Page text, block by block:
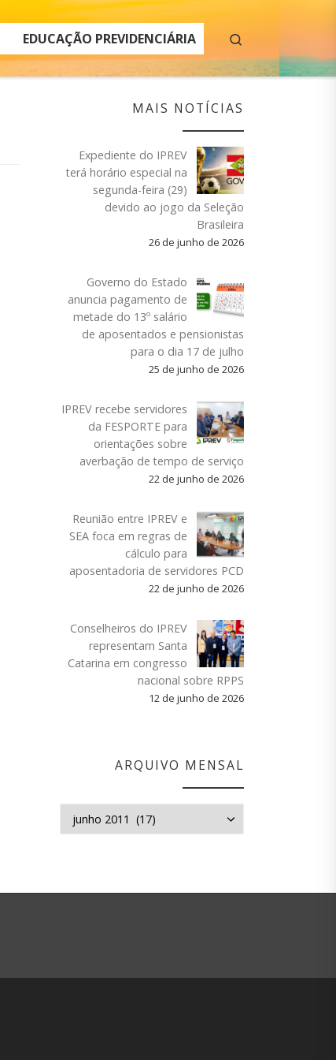
EDUCAÇÃO PREVIDENCIÁRIA
MAIS NOTÍCIAS
Expediente do IPREV
terá horário especial na
segunda-feira (29)
devido ao jogo da Seleção
Brasileira
26 de junho de 2026
Governo do Estado
anuncia pagamento de
metade do 13º salário
de aposentados e pensionistas
para o dia 17 de julho
25 de junho de 2026
IPREV recebe servidores
da FESPORTE para
orientações sobre
averbação de tempo de serviço
22 de junho de 2026
Reunião entre IPREV e
SEA foca em regras de
cálculo para
aposentadoria de servidores PCD
22 de junho de 2026
Conselheiros do IPREV
representam Santa
Catarina em congresso
nacional sobre RPPS
12 de junho de 2026
ARQUIVO MENSAL